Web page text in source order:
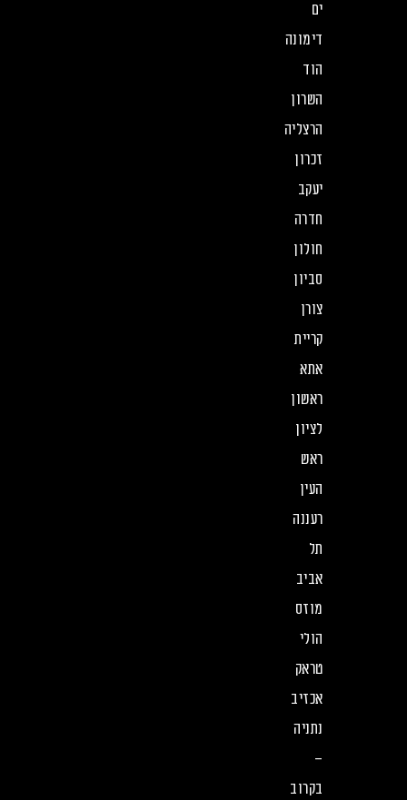
ים
דימונה
הוד
השרון
הרצליה
זכרון
יעקב
חדרה
חולון
סביון
צורן
קריית
אתא
ראשון
לציון
ראש
העין
רעננה
תל
אביב
מוזס
הולי
טראק
אכזיב
נתניה
–
בקרוב